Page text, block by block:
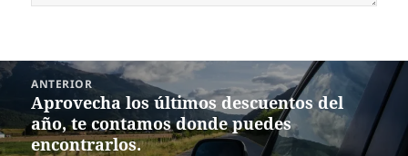
Navegación
entradas
ANTERIOR
Entrada
anterior:
Aprovecha los últimos descuentos del
año, te contamos donde puedes
encontrarlos.